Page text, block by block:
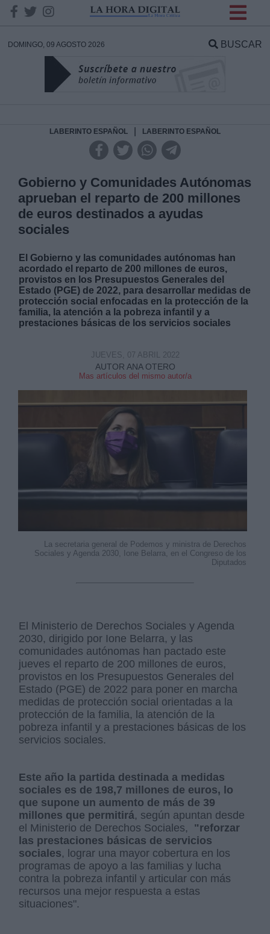
DOMINGO, 09 AGOSTO 2026 BUSCAR
LABERINTO ESPAÑOL LABERINTO ESPAÑOL
Gobierno y Comunidades Autónomas
aprueban el reparto de 200 millones
de euros destinados a ayudas
sociales
El Gobierno y las comunidades autónomas han
acordado el reparto de 200 millones de euros,
provistos en los Presupuestos Generales del
Estado (PGE) de 2022, para desarrollar medidas de
protección social enfocadas en la protección de la
familia, la atención a la pobreza infantil y a
prestaciones básicas de los servicios sociales
AUTOR ANA OTERO
Mas artículos del mismo autor/a
JUEVES, 07 ABRIL 2022
La secretaria general de Podemos y ministra de Derechos
Sociales y Agenda 2030, Ione Belarra, en el Congreso de los
Diputados
El Ministerio de Derechos Sociales y Agenda
2030, dirigido por Ione Belarra, y las
comunidades autónomas han pactado este
jueves el reparto de 200 millones de euros,
provistos en los Presupuestos Generales del
Estado (PGE) de 2022 para poner en marcha
medidas de protección social orientadas a la
protección de la familia, la atención de la
pobreza infantil y a prestaciones básicas de los
servicios sociales.
Este año la partida destinada a medidas
sociales es de 198,7 millones de euros, lo
que supone un aumento de más de 39
millones que permitirá, según apuntan desde
el Ministerio de Derechos Sociales, "reforzar
las prestaciones básicas de servicios
sociales, lograr una mayor cobertura en los
programas de apoyo a las familias y lucha
contra la pobreza infantil y articular con más
recursos una mejor respuesta a estas
situaciones".
DATOS
Responsable:
Legitimación: